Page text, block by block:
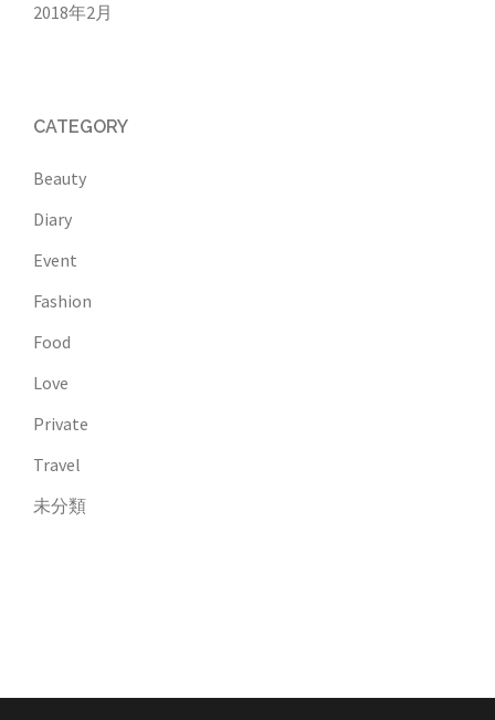
2018年2月
CATEGORY
Beauty
Diary
Event
Fashion
Food
Love
Private
Travel
未分類